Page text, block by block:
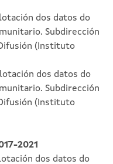
dos datos do
Subdirección
(Instituto
dos datos do
Subdirección
(Instituto
2021
dos datos do